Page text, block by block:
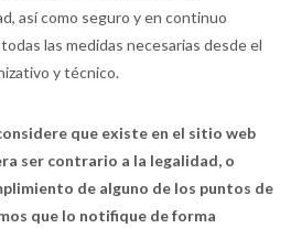
así como seguro y en continuo
las medidas necesarias desde el
y técnico.
que existe en el sitio web
ser contrario a la legalidad, o
de alguno de los puntos de
que lo notifique de forma